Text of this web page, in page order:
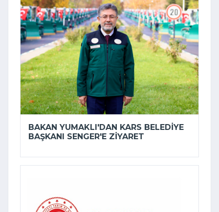
BAKAN YUMAKLI'DAN KARS BELEDIYE
BAŞKANI SENGER'E ZIYARET